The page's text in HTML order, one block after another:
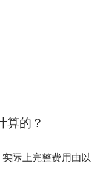
算的？
际上完整费用由以